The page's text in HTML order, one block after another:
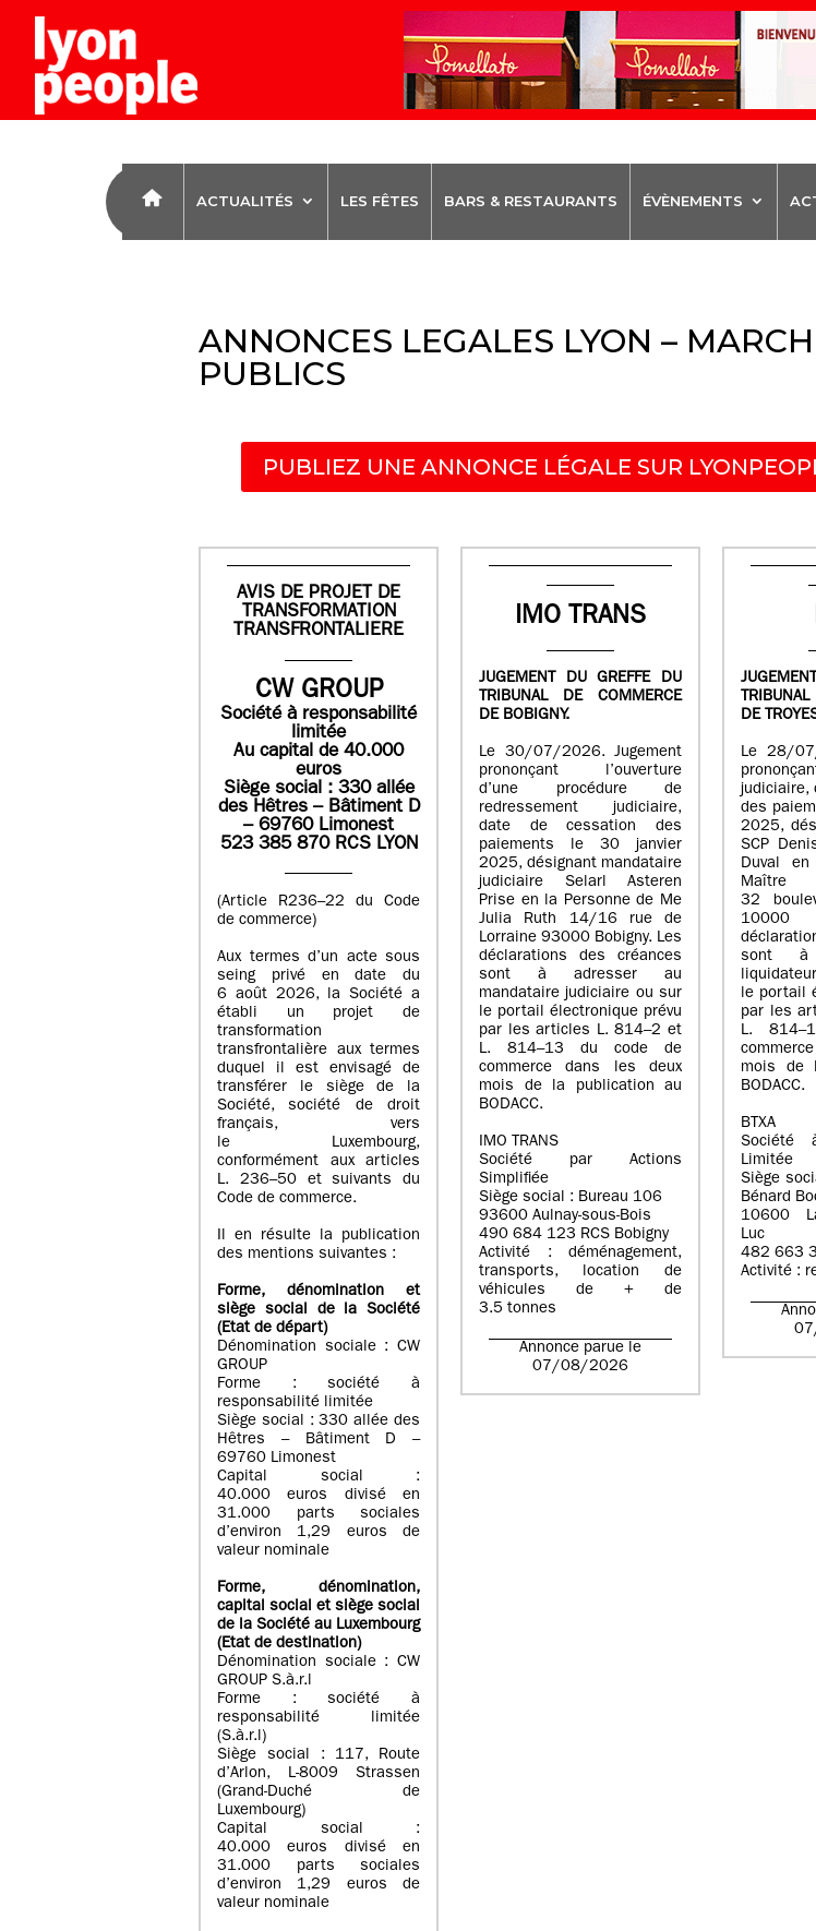
ACTUALITÉS LES FÊTES BARS & RESTAURANTS ÉVÈNEMENTS
ANNONCES LEGALES LYON –
PUBLICS
PUBLIEZ UNE ANNONCE LÉGALE SUR
AVIS DE PROJET DE
TRANSFORMATION
TRANSFRONTALIERE
CW GROUP
Société à responsabilité
limitée
Au capital de 40.000
euros
Siège social : 330 allée
des Hêtres – Bâtiment D
– 69760 Limonest
523 385 870 RCS LYON
(Article R236–22 du Code
de commerce)
Aux termes d’un acte sous
seing privé en date du
6 août 2026, la Société a
établi un projet de
transformation
transfrontalière aux termes
duquel il est envisagé de
transférer le siège de la
Société, société de droit
français, vers
le Luxembourg,
conformément aux articles
L. 236–50 et suivants du
Code de commerce.
Il en résulte la publication
des mentions suivantes :
Forme, dénomination et
siège social de la Société
(Etatde départ)
Dénomination sociale : CW
GROUP
Forme : société à
responsabilité limitée
Siège social : 330 allée des
Hêtres – Bâtiment D –
69760 Limonest
Capital social :
40.000 euros divisé en
31.000 parts sociales
d’environ 1,29 euros de
valeur nominale
Forme, dénomination,
capital social et siège social
de la Société au Luxembourg
(Etat de destination)
Dénomination sociale : CW
GROUP S.à.r.l
Forme : société à
responsabilité limitée
(S.à.r.l)
Siège social : 117, Route
d’Arlon, L-8009 Strassen
(Grand-Duché de
Luxembourg)
Capital social :
40.000 euros divisé en
31.000 parts sociales
d’environ 1,29 euros de
valeur nominale
IMO TRANS
JUGEMENT DU GREFFE DU
TRIBUNAL DE COMMERCE
DE BOBIGNY.
Le 30/07/2026. Jugement
prononçant l’ouverture
d’une procédure de
redressement judiciaire,
date de cessation des
paiements le 30 janvier
2025, désignant mandataire
judiciaire Selarl Asteren
Prise en la Personne de Me
Julia Ruth 14/16 rue de
Lorraine 93000 Bobigny. Les
déclarations des créances
sont à adresser au
mandataire judiciaire ou sur
le portail électronique prévu
par les articles L. 814–2 et
L. 814–13 du code de
commerce dans les deux
mois de la publication au
BODACC.
IMO TRANS
Société par Actions
Simplifiée
Siège social : Bureau 106
93600 Aulnay-sous-Bois
490 684 123 RCS Bobigny
Activité : déménagement,
transports, location de
véhicules de + de
3.5 tonnes
Annonce parue le
07/08/2026
DE
Le 28/
judiciaire,
des
2025,
SCP
Duval
Maître
32
10000
sont à
le portail
par les
L.
mois de
BODACC.
BTXA
Société
Limitée
Siège
Bénard
10600
Luc
482 663
Activité :